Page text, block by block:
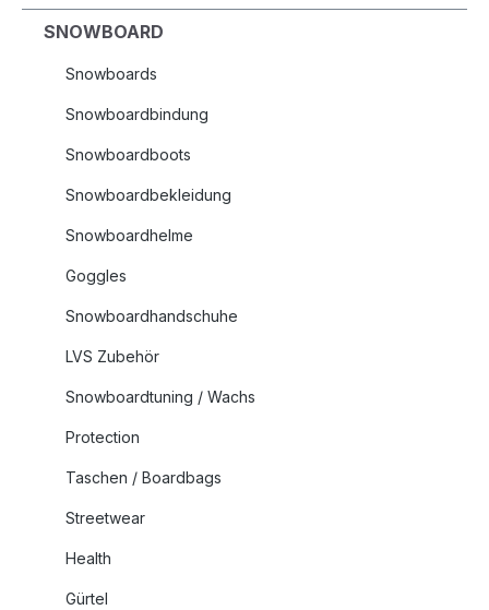
SNOWBOARD
Snowboards
Snowboardbindung
Snowboardboots
Snowboardbekleidung
Snowboardhelme
Goggles
Snowboardhandschuhe
LVS Zubehör
Snowboardtuning / Wachs
Protection
Taschen / Boardbags
Streetwear
Health
Gürtel